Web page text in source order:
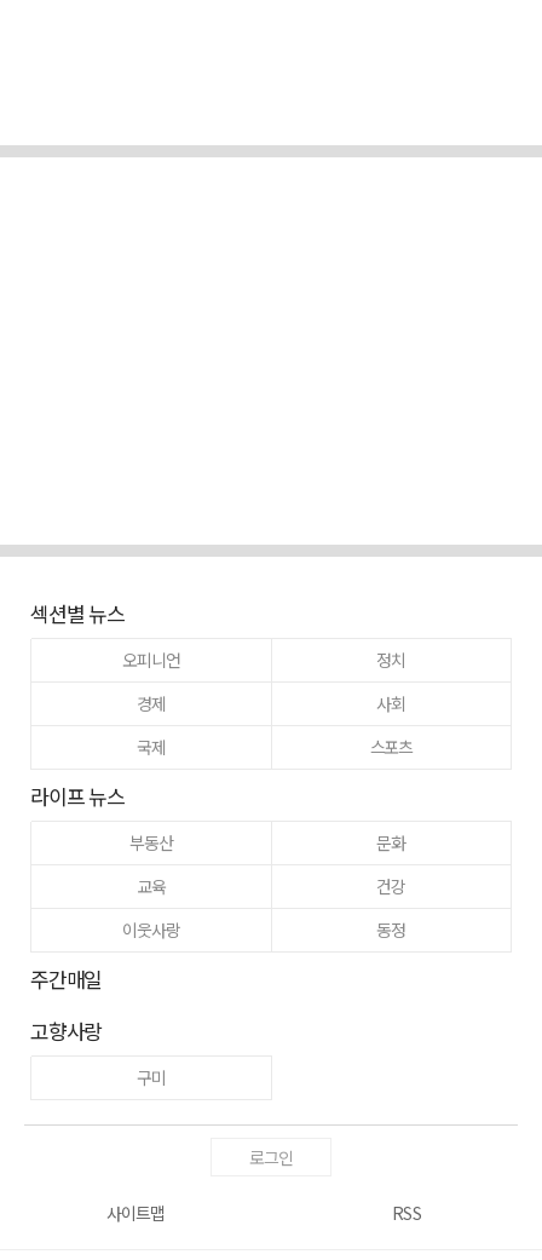
섹션별 뉴스
오피니언
정치
경제
사회
국제
스포츠
라이프 뉴스
부동산
문화
교육
건강
이웃사랑
동정
주간매일
고향사랑
구미
로그인
사이트맵 RSS